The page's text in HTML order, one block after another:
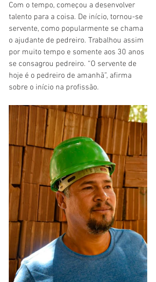
Com o tempo, começou a desenvolver
talento para a coisa. De início, tornou-se
servente, como popularmente se chama
o ajudante de pedreiro. Trabalhou assim
por muito tempo e somente aos 30 anos
se consagrou pedreiro. “O servente de
hoje é o pedreiro de amanhã”, afirma
sobre o início na profissão.